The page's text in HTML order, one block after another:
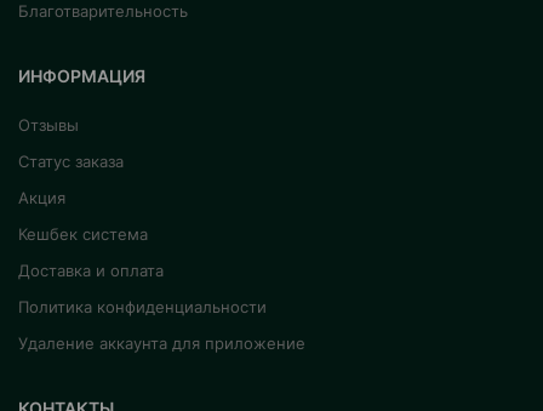
Благотварительность
ИНФОРМАЦИЯ
Отзывы
Статус заказа
Акция
Кешбек система
Доставка и оплата
Политика конфиденциальности
Удаление аккаунта для приложение